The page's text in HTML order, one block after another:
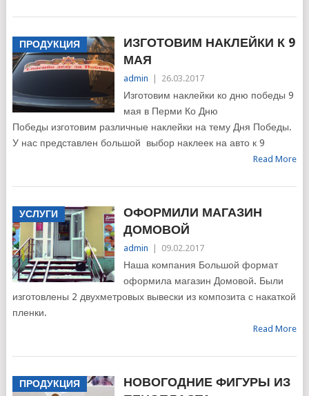
ПРОДУКЦИЯ
ИЗГОТОВИМ НАКЛЕЙКИ К 9
МАЯ
admin 26.03.2017
Изготовим наклейки ко дню победы 9
мая в Перми Ко Дню
Победы изготовим различные наклейки на тему Дня Победы.
У нас представлен большой выбор наклеек на авто к 9
Read More
УСЛУГИ
ОФОРМИЛИ МАГАЗИН
ДОМОВОЙ
admin 09.02.2017
Наша компания Большой формат
оформила магазин Домовой. Были
изготовлены 2 двухметровых вывески из композита с накаткой
пленки.
Read More
ПРОДУКЦИЯ
НОВОГОДНИЕ ФИГУРЫ ИЗ